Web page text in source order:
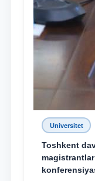
Universitet
Toshkent